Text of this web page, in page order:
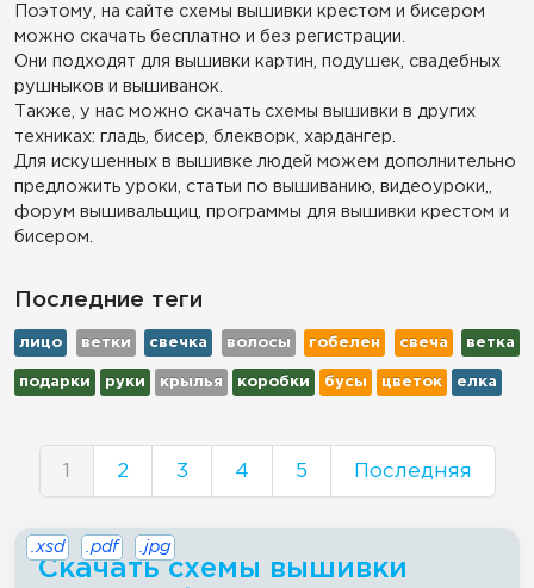
Поэтому, на сайте схемы вышивки крестом и бисером
можно скачать бесплатно и без регистрации.
Они подходят для вышивки картин, подушек, свадебных
рушныков и вышиванок.
Также, у нас можно скачать схемы вышивки в других
техниках: гладь, бисер, блекворк, хардангер.
Для искушенных в вышивке людей можем дополнительно
предложить уроки, статьи по вышиванию, видеоуроки,,
форум вышивальщиц, программы для вышивки крестом и
бисером.
Последние теги
лицо ветки свечка волосы гобелен свеча ветка
подарки руки крылья коробки бусы цветок елка
1 2 3 4 5 Последняя
Скачать схемы вышивки
.xsd .pdf .jpg